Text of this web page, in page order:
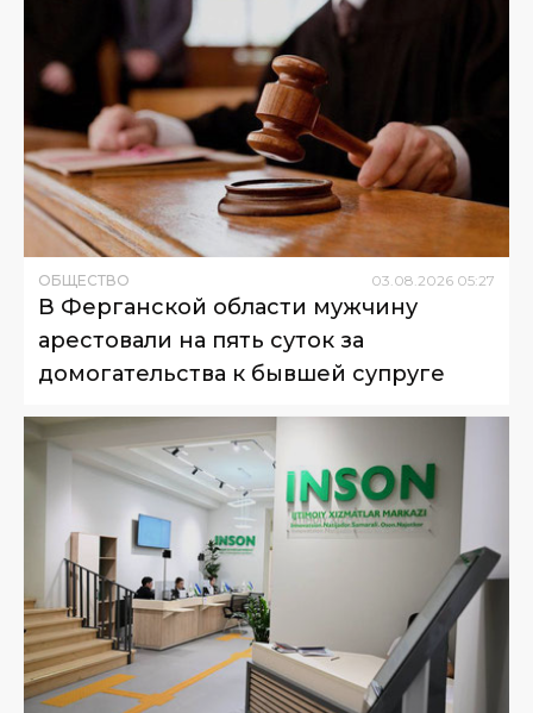
ОБЩЕСТВО 03.08.2026 05:27
В Ферганской области мужчину
арестовали на пять суток за
домогательства к бывшей супруге